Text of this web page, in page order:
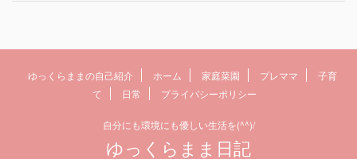
ゆっくらままの自己紹介 ホーム 家庭菜園 プレママ
子育
て
日常 プライバシーポリシー
自分にも環境にも優しい生活を(^^)/
ゆっくらまま日記